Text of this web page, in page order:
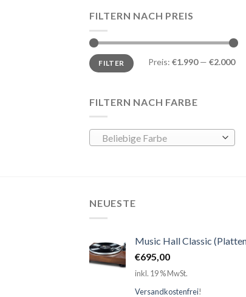
FILTERN NACH PREIS
FILTER Preis: €1.990— €2.000
FILTERN NACH FARBE
Beliebige Farbe
NEUESTE
Music Hall Classic
€695,00
inkl. 19 % MwSt.
Versandkostenfrei!